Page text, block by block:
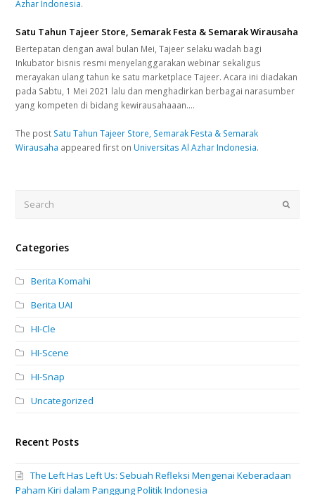
Azhar Indonesia.
Satu Tahun Tajeer Store, Semarak Festa & Semarak Wirausaha
Bertepatan dengan awal bulan Mei, Tajeer selaku wadah bagi
Inkubator bisnis resmi menyelanggarakan webinar sekaligus
merayakan ulang tahun ke satu marketplace Tajeer. Acara ini diadakan
pada Sabtu, 1 Mei 2021 lalu dan menghadirkan berbagai narasumber
yang kompeten di bidang kewirausahaaan.…
The post Satu Tahun Tajeer Store, Semarak Festa & Semarak
Wirausaha appeared first on Universitas Al Azhar Indonesia.
Submit
Categories
Berita Komahi
Berita UAI
HI-Cle
HI-Scene
HI-Snap
Uncategorized
Recent Posts
The Left Has Left Us: Sebuah Refleksi Mengenai Keberadaan
Paham Kiri dalam Panggung Politik Indonesia